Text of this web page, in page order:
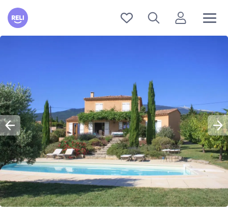
Reli